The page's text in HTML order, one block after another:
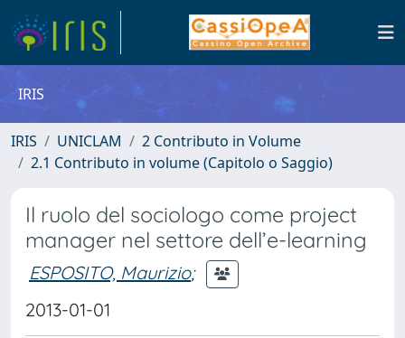
IRIS
IRIS UNICLAM
2 Contributo in Volume
2.1 Contributo in volume (Capitolo o Saggio)
Il ruolo del sociologo come project
manager nel settore dell’e-learning
ESPOSITO, Maurizio;
2013-01-01